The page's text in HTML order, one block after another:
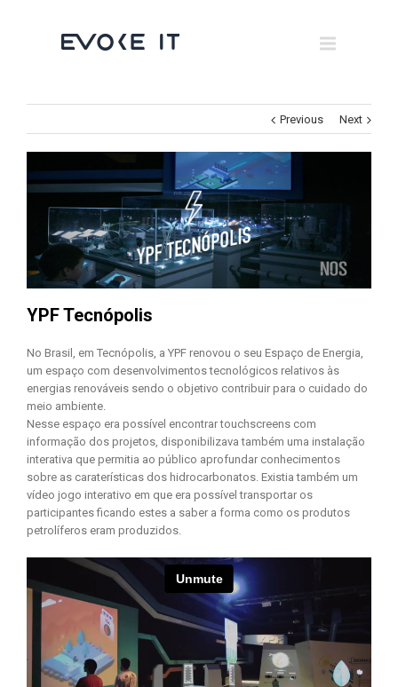
×
Museums
Corporate
All
Previous Next
YPF Tecnópolis
No Brasil, em Tecnópolis, a YPF renovou o seu Espaço de Energia,
um espaço com desenvolvimentos tecnológicos relativos às
energias renováveis sendo o objetivo contribuir para o cuidado do
meio ambiente.
Nesse espaço era possível encontrar touchscreens com
informação dos projetos, disponibilizava também uma instalação
interativa que permitia ao público aprofundar conhecimentos
sobre as caraterísticas dos hidrocarbonatos. Existia também um
vídeo jogo interativo em que era possível transportar os
participantes ficando estes a saber a forma como os produtos
petrolíferos eram produzidos.